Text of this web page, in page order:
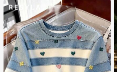
ขวัญในอุดมคติสำหรับคริสต์มาส, วันว
าเลนไทน์, อีสเตอร์, ฤดูแต่งงานและวันเ
กิดสำหรับแฟนสาว